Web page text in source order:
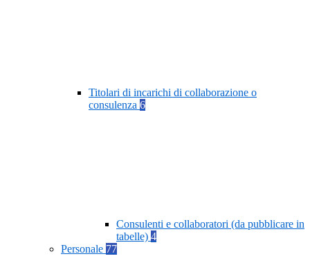
Titolari di incarichi di collaborazione o
consulenza 6
Consulenti e collaboratori (da pubblicare in
tabelle) 4
Personale 77